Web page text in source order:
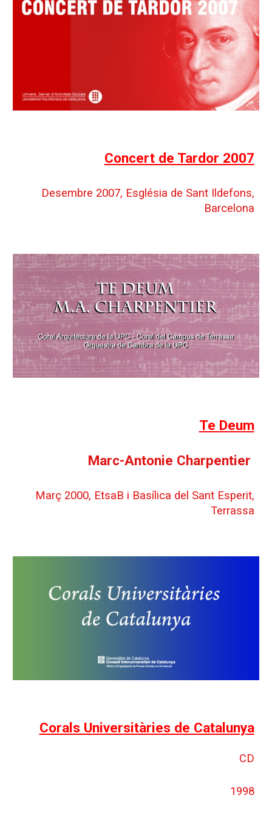
Concert de Tardor 2007
Desembre 2007, Església de Sant Ildefons,
Barcelona
Te Deum
Marc-Antonie Charpentier
Març 2000, EtsaB i Basílica del Sant Esperit,
Terrassa
Corals Universitàries de Catalunya
CD
1998